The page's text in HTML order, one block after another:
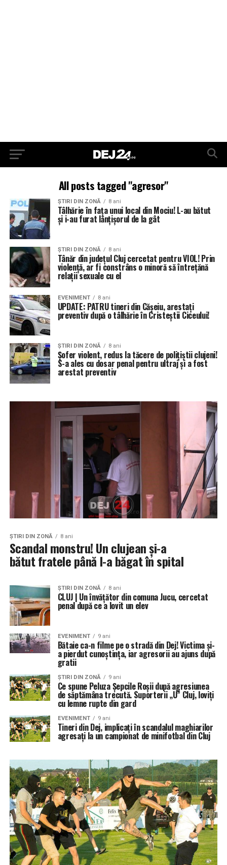
All posts tagged "agresor"
ŞTIRI DIN ZONĂ 8 ani
Tâlhărie în fața unui local din Mociu! L-au bătut
și i-au furat lănțișorul de la gât
ŞTIRI DIN ZONĂ 8 ani
Tânăr din județul Cluj cercetat pentru VIOL! Prin
violență, ar fi constrâns o minoră să întrețănă
relații sexuale cu el
EVENIMENT 8 ani
UPDATE: PATRU tineri din Cășeiu, arestați
preventiv după o tâlhărie în Cristeștii Ciceului!
ŞTIRI DIN ZONĂ 8 ani
Șofer violent, redus la tăcere de polițiștii clujeni!
S-a ales cu dosar penal pentru ultraj și a fost
arestat preventiv
ŞTIRI DIN ZONĂ 8 ani
Scandal monstru! Un clujean și-a
bătut fratele până l-a băgat în spital
ŞTIRI DIN ZONĂ 8 ani
CLUJ | Un învăţător din comuna Jucu, cercetat
penal după ce a lovit un elev
EVENIMENT 9 ani
Bătaie ca-n filme pe o stradă din Dej! Victima și-
a pierdut cunoștința, iar agresorii au ajuns după
gratii
ŞTIRI DIN ZONĂ 9 ani
Ce spune Peluza Șepcile Roșii după agresiunea
de săptămâna trecută. Suporterii „U” Cluj, loviţi
cu lemne rupte din gard
EVENIMENT 9 ani
Tineri din Dej, implicați în scandalul maghiarilor
agresați la un campionat de minifotbal din Cluj